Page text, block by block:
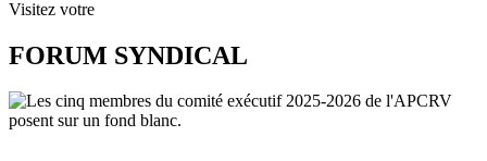
Visitez votre
FORUM SYNDICAL